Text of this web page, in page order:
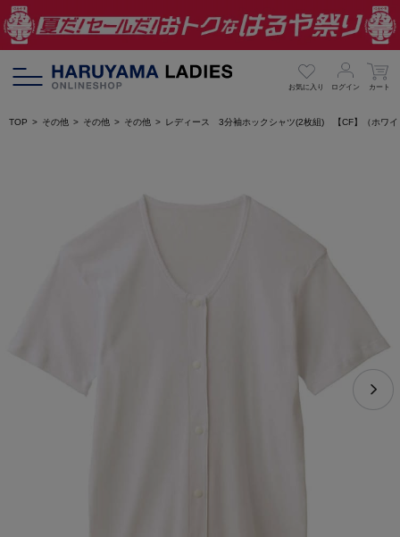
お気に入り ログイン カート
TOP その他 その他 その他 レディース 3分袖ホックシャツ(2枚組) 【CF】（ホワイ